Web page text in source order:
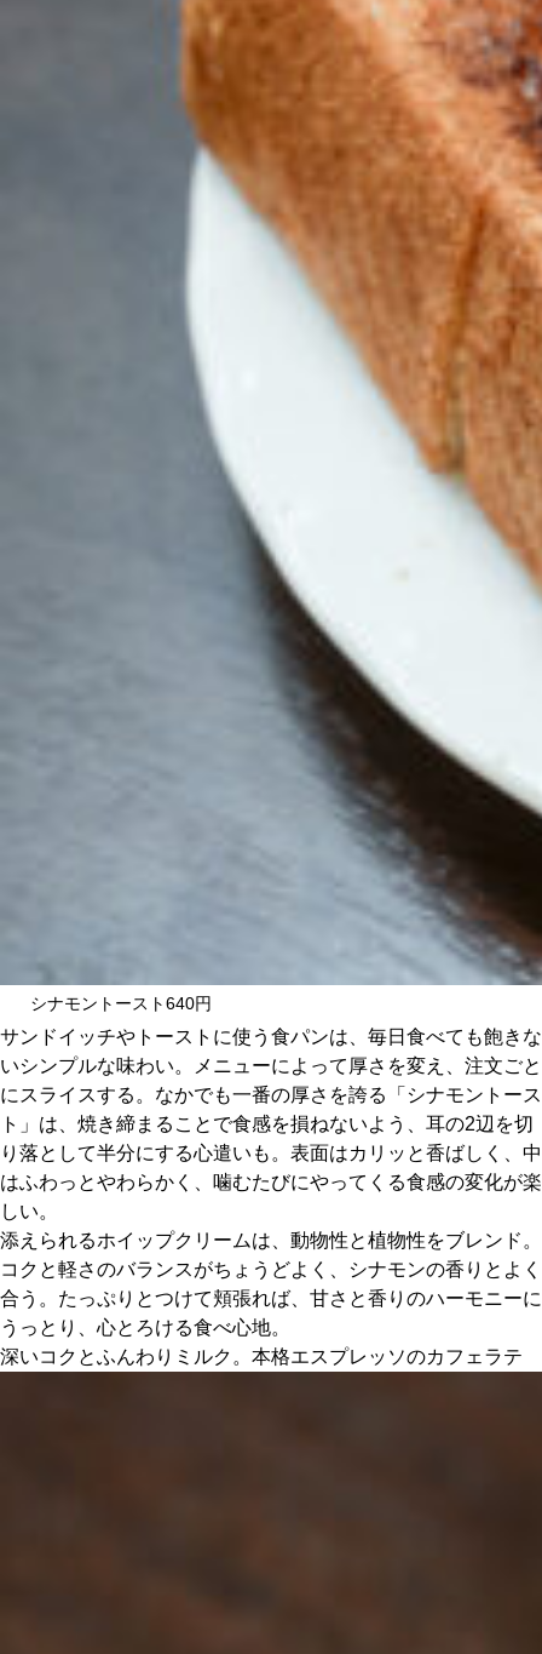
シナモントースト640円
サンドイッチやトーストに使う食パンは、毎日食べても飽きな
いシンプルな味わい。メニューによって厚さを変え、注文ごと
にスライスする。なかでも一番の厚さを誇る「シナモントース
ト」は、焼き締まることで食感を損ねないよう、耳の2辺を切
り落として半分にする心遣いも。表面はカリッと香ばしく、中
はふわっとやわらかく、噛むたびにやってくる食感の変化が楽
しい。
添えられるホイップクリームは、動物性と植物性をブレンド。
コクと軽さのバランスがちょうどよく、シナモンの香りとよく
合う。たっぷりとつけて頬張れば、甘さと香りのハーモニーに
うっとり、心とろける食べ心地。
深いコクとふんわりミルク。本格エスプレッソのカフェラテ